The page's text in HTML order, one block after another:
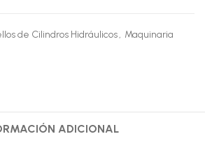
de Cilindros Hidráulicos, Maquinaria
ADICIONAL